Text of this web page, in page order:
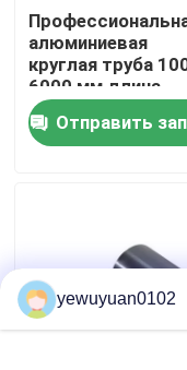
О нас
Путешествие
Проверка
Новости
алюминиевая
круглая труба
6000 мм длина
Структура
/ колесо
Отправить
yewuyuan0102